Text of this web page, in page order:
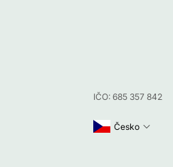
IČO: 685 357 842
Česko